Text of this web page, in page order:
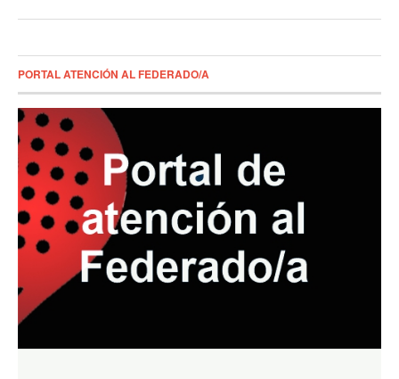
PORTAL ATENCIÓN AL FEDERADO/A